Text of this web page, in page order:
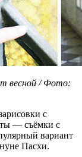
весной / Фото:
с
— съёмки с
вариант
Пасхи.